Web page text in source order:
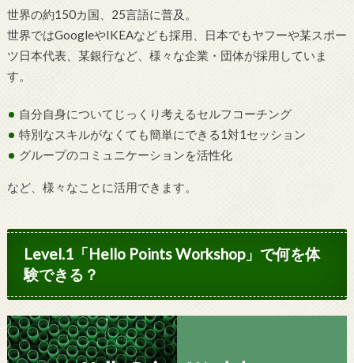
世界の約150カ国、25言語に普及。
世界ではGoogleやIKEAなども採用、日本でもヤフーや某スポー
ツ日本代表、某銀行など、様々な企業・団体が採用していま
す。
自分自身についてじっくり考えるセルフコーチング
特別なスキルがなくても簡単にできる1対1セッション
グループのコミュニケーションを活性化
など、様々なことに活用できます。
Level.1「Hello Points Workshop」で何を体
験できる？